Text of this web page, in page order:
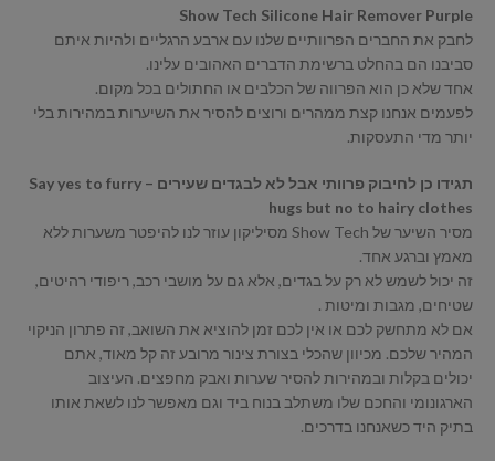
Show Tech Silicone Hair Remover Purple
לחבק את החברים הפרוותיים שלנו עם ארבע הרגליים ולהיות איתם
סביבנו הם בהחלט ברשימת הדברים האהובים עלינו.
אחד שלא כן הוא הפרווה של הכלבים או החתולים בכל מקום.
לפעמים אנחנו קצת ממהרים ורוצים להסיר את השיערות במהירות בלי
יותר מדי התעסקות.
תגידו כן לחיבוק פרוותי אבל לא לבגדים שעירים – Say yes to furry
hugs but no to hairy clothes
מסיר השיער של Show Tech מסיליקון עוזר לנו להיפטר משערות ללא
מאמץ וברגע אחד.
זה יכול לשמש לא רק על בגדים, אלא גם על מושבי רכב, ריפודי רהיטים,
שטיחים, מגבות ומיטות .
אם לא מתחשק לכם או אין לכם זמן להוציא את השואב, זה פתרון הניקוי
המהיר שלכם. מכיוון שהכלי בצורת צינור מרובע זה קל מאוד, אתם
יכולים בקלות ובמהירות להסיר שערות ואבק מחפצים. העיצוב
הארגונומי והחכם שלו משתלב בנוח ביד וגם מאפשר לנו לשאת אותו
בתיק היד כשאנחנו בדרכים.